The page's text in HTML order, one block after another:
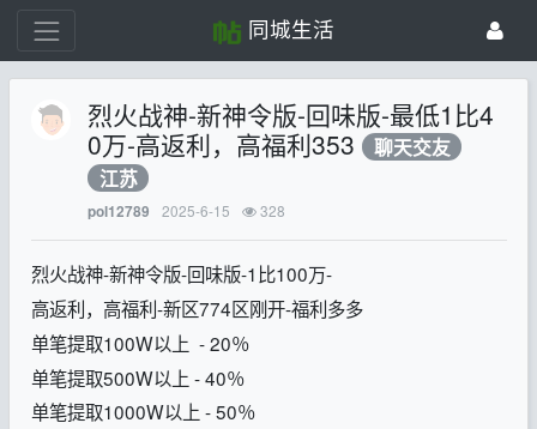
同城生活
烈火战神-新神令版-回味版-最低1比4
0万-高返利，高福利353 聊天交友
江苏
pol12789 2025-6-15 328
烈火战神-新神令版-回味版-1比100万-
高返利，高福利-新区774区刚开-福利多多
单笔提取100W以上 - 20％
单笔提取500W以上 - 40％
单笔提取1000W以上 - 50％